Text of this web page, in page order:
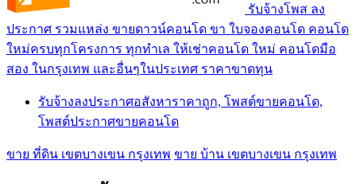
รับจ้างโพส ลง
ประกาศ รวมแหล่ง ขายดาวน์คอนโด ขา ใบจองคอนโด คอนโด
ใหม่ครบทุกโครงการ ทุกทำเล ให้เช่าคอนโด ใหม่ คอนโดมือ
สอง ในกรุงเทพ และอื่นๆในประเทศ ราคาขาดทุน
รับจ้างลงประกาศอสังหาราคาถูก, โพสต์ขายคอนโด,
โพสต์ประกาศขายคอนโด
ขาย ที่ดิน เขตบางเขน กรุงเทพ ขาย บ้าน เขตบางเขน กรุงเทพ